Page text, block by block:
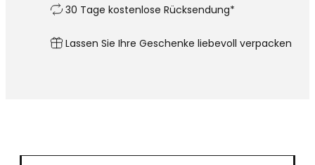
30 Tage kostenlose Rücksendung*
Lassen Sie Ihre Geschenke liebevoll verpacken